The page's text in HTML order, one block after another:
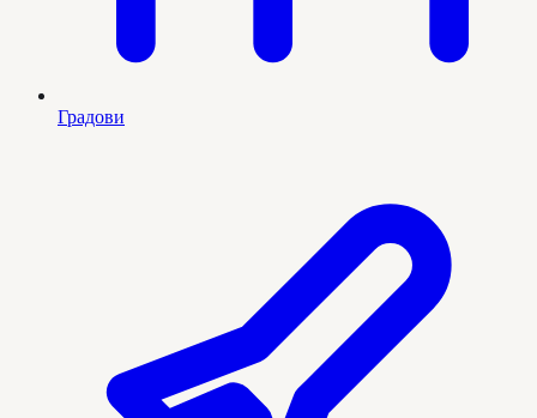
Градови